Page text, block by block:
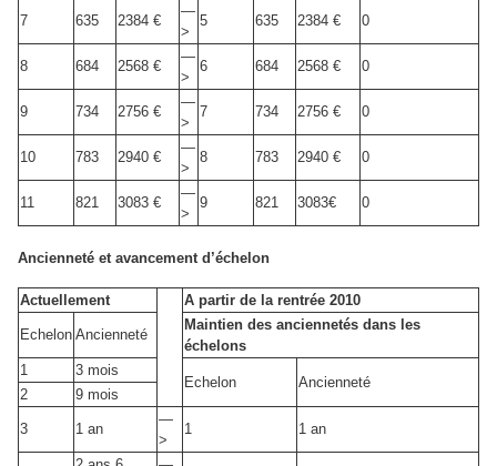
7 635 2384 €
—
>
5 635 2384 € 0
8 684 2568 €
—
>
6 684 2568 € 0
9 734 2756 €
—
>
7 734 2756 € 0
10 783 2940 €
—
>
8 783 2940 € 0
11 821 3083 €
—
>
9 821 3083€ 0
Ancienneté et avancement d’échelon
Actuellement A partir de la rentrée 2010
Echelon Ancienneté
Maintien des anciennetés dans les
échelons
1
3 mois
Echelon Ancienneté
2 9 mois
3 1 an
—
>
1 1 an